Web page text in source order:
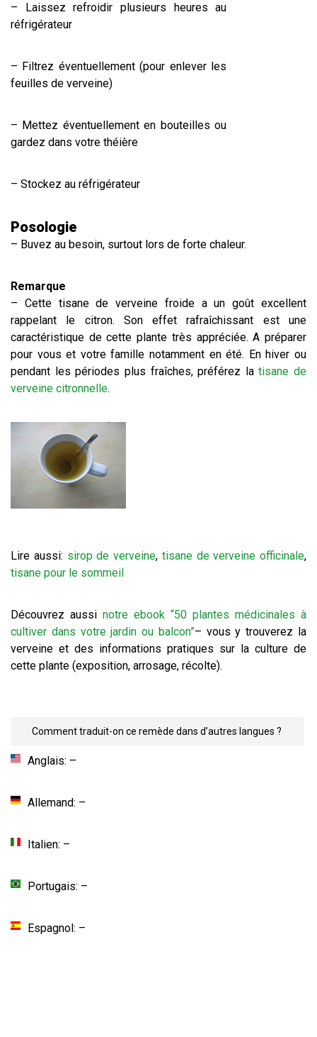
– Laissez refroidir plusieurs heures au
réfrigérateur
– Filtrez éventuellement (pour enlever les
feuilles de verveine)
– Mettez éventuellement en bouteilles ou
gardez dans votre théière
– Stockez au réfrigérateur
Posologie
– Buvez au besoin, surtout lors de forte chaleur.
Remarque
– Cette tisane de verveine froide a un goût excellent
rappelant le citron. Son effet rafraîchissant est une
caractéristique de cette plante très appréciée. A préparer
pour vous et votre famille notamment en été. En hiver ou
pendant les périodes plus fraîches, préférez latisane de
verveine citronnelle.
Lire aussi: sirop de verveine, tisane de verveine officinale,
tisane pour le sommeil
Découvrez aussi notre ebook “50 plantes médicinales à
cultiver dans votre jardin ou balcon”– vous y trouverez la
verveine et des informations pratiques sur la culture de
cette plante (exposition, arrosage, récolte).
Comment traduit-on ce remède dans d’autres langues ?
Anglais: –
Allemand: –
Italien: –
Portugais: –
Espagnol: –